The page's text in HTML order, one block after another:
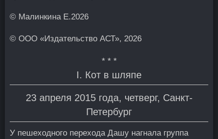
© Малинкина Е.2026
© ООО «Издательство АСТ», 2026
* * *
I. Кот в шляпе
23 апреля 2015 года, четверг, Санкт-
Петербург
У пешеходного перехода Дашу нагнала группа